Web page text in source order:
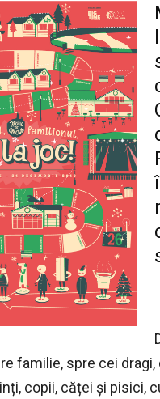
familie, spre cei
copii, căței și pisici,